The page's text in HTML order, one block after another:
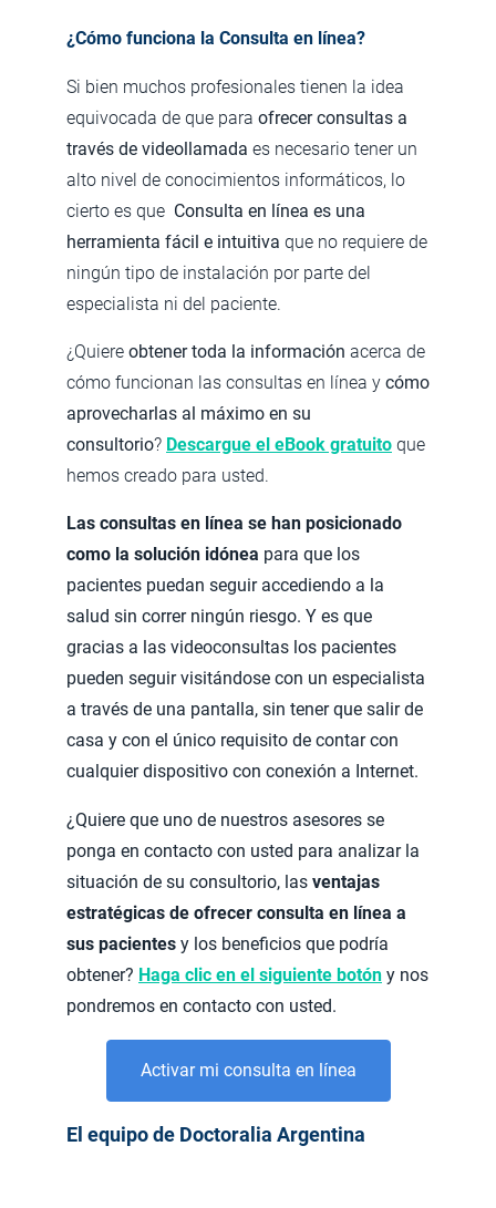
¿Cómo funciona la Consulta en línea?
Si bien muchos profesionales tienen la idea
equivocada de que para ofrecer consultas a
través de videollamada es necesario tener un
alto nivel de conocimientos informáticos, lo
cierto es que Consulta en línea es una
herramienta fácil e intuitiva que no requiere de
ningún tipo de instalación por parte del
especialista ni del paciente.
¿Quiere obtener toda la información acerca de
cómo funcionan las consultas en línea y cómo
aprovecharlas al máximo en su
consultorio? Descargue el eBook gratuito que
hemos creado para usted.
Las consultas en línea se han posicionado
como la solución idónea para que los
pacientes puedan seguir accediendo a la
salud sin correr ningún riesgo. Y es que
gracias a las videoconsultas los pacientes
pueden seguir visitándose con un especialista
a través de una pantalla, sin tener que salir de
casa y con el único requisito de contar con
cualquier dispositivo con conexión a Internet.
¿Quiere que uno de nuestros asesores se
ponga en contacto con usted para analizar la
situación de su consultorio, las ventajas
estratégicas de ofrecer consulta en línea a
sus pacientes y los beneficios que podría
obtener? Haga clic en el siguiente botón y nos
pondremos en contacto con usted.
Activar mi consulta en línea
El equipo de Doctoralia Argentina